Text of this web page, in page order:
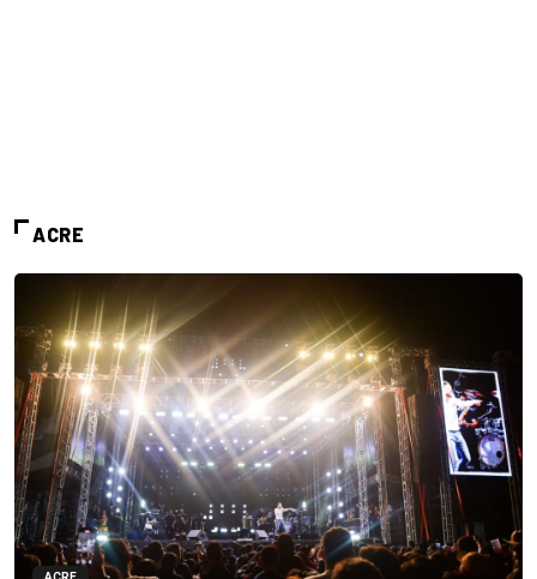
ACRE